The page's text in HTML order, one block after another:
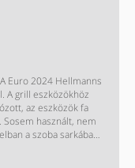
os címletekben.
Euro 2024 Hellmanns
A grill eszközökhöz
az eszközök fa
Sosem használt, nem
a szoba sarkában